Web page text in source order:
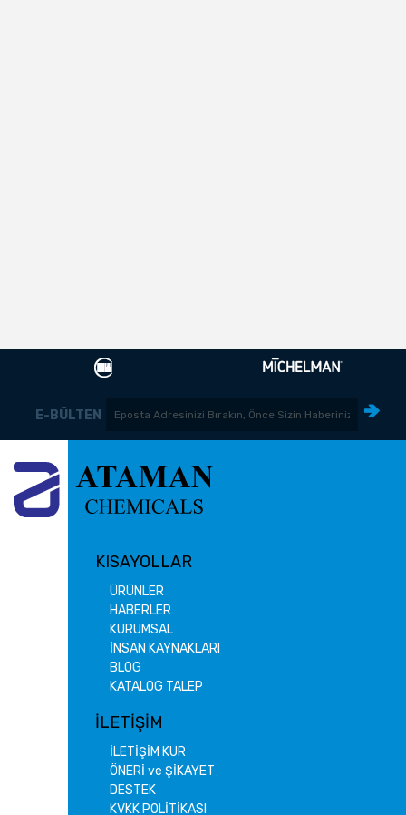
E-BÜLTEN
KISAYOLLAR
ÜRÜNLER
HABERLER
KURUMSAL
İNSAN KAYNAKLARI
BLOG
KATALOG TALEP
İLETİŞİM
İLETİŞİM KUR
ÖNERİ ve ŞİKAYET
DESTEK
KVKK POLİTİKASI